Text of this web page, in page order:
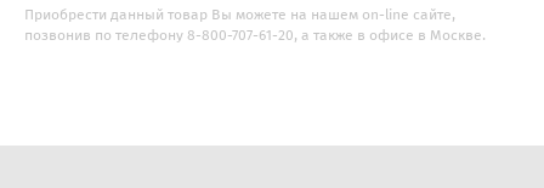
Приобрести данный товар Вы можете на нашем on-line сайте,
позвонив по телефону 8-800-707-61-20, а также в офисе в Москве.